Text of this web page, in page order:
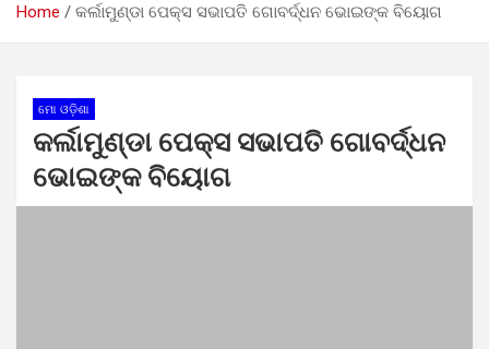
Home କର୍ଲାମୁଣ୍ଡା ପେକ୍ସ ସଭାପତି ଗୋବର୍ଦ୍ଧନ ଭୋଇଙ୍କ ବିୟୋଗ
ମୋ ଓଡ଼ିଶା
କର୍ଲାମୁଣ୍ଡା ପେକ୍ସ ସଭାପତି ଗୋବର୍ଦ୍ଧନ
ଭୋଇଙ୍କ ବିୟୋଗ